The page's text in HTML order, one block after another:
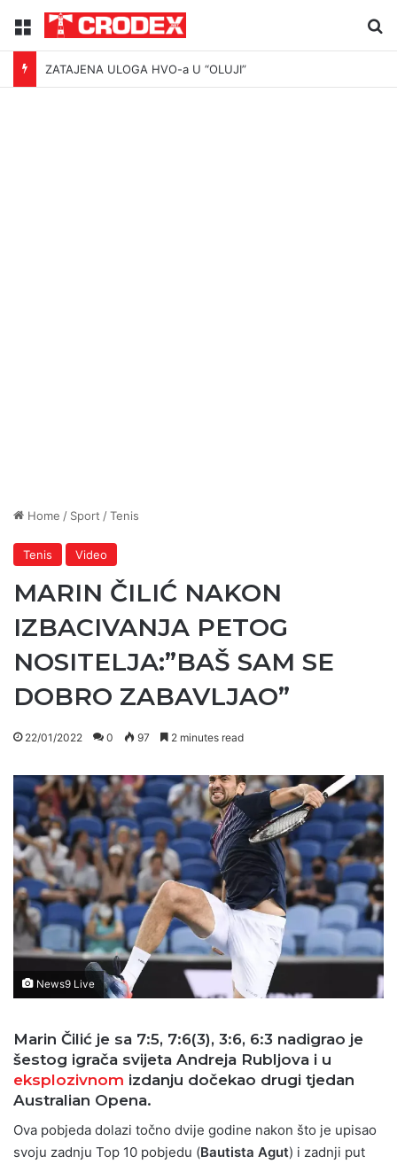
Menu
ZATAJENA ULOGA HVO-a U “OLUJI”
Home / Sport /Tenis
Tenis Video
MARIN ČILIĆ NAKON
IZBACIVANJA PETOG
NOSITELJA:”BAŠ SAM SE
DOBRO ZABAVLJAO”
22/01/2022 0 97 2 minutes read
News9 Live
Marin Čilić je sa 7:5, 7:6(3), 3:6, 6:3 nadigrao je
šestog igrača svijeta Andreja Rubljova i u
eksplozivnom izdanju dočekao drugi tjedan
Australian Opena.
Ova pobjeda dolazi točno dvije godine nakon što je upisao
svoju zadnju Top 10 pobjedu (Bautista Agut) i zadnji put